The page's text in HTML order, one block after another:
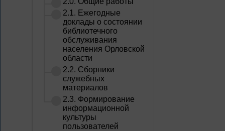
2.1. Ежегодные
доклады о состоянии
библиотечного
обслуживания
населения Орловской
области
2.2. Сборники
служебных
материалов
2.3. Формирование
информационной
культуры
пользователей